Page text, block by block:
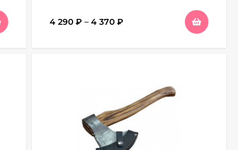
4 290 ₽ – 4 370 ₽